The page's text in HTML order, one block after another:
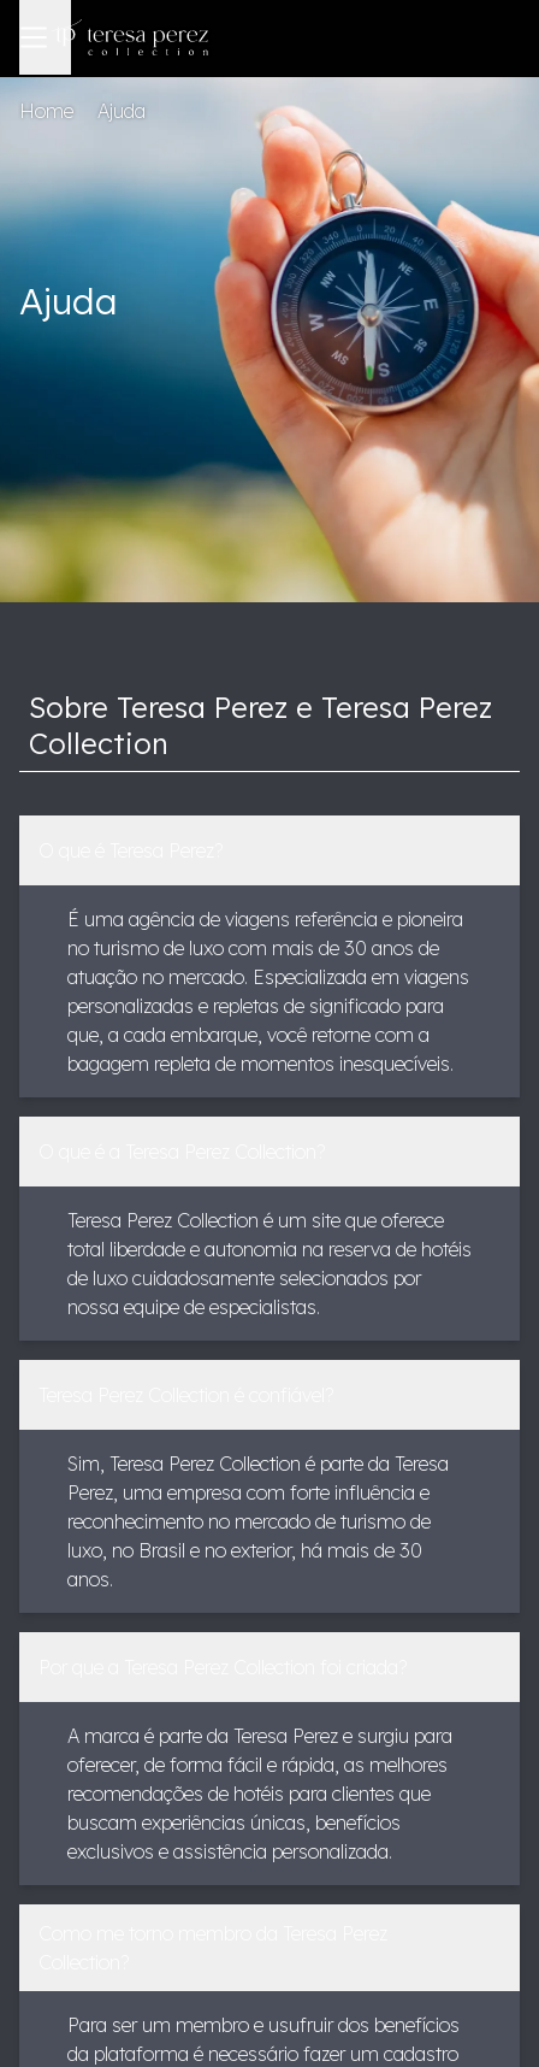
Home Ajuda
Ajuda
Sobre Teresa Perez e Teresa Perez
Collection
É uma agência de viagens referência e pioneira
no turismo de luxo com mais de 30 anos de
atuação no mercado. Especializada em viagens
personalizadas e repletas de significado para
que, a cada embarque, você retorne com a
bagagem repleta de momentos inesquecíveis.
Teresa Perez Collection é um site que oferece
total liberdade e autonomia na reserva de hotéis
de luxo cuidadosamente selecionados por
nossa equipe de especialistas.
Sim, Teresa Perez Collection é parte da Teresa
Perez, uma empresa com forte influência e
reconhecimento no mercado de turismo de
luxo, no Brasil e no exterior, há mais de 30
anos.
A marca é parte da Teresa Perez e surgiu para
oferecer, de forma fácil e rápida, as melhores
recomendações de hotéis para clientes que
buscam experiências únicas, benefícios
exclusivos e assistência personalizada.
Para ser um membro e usufruir dos benefícios
da plataforma é necessário fazer um cadastro